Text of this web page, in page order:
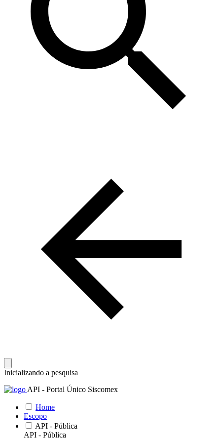
Inicializando a pesquisa
API - Portal Único Siscomex
Home
Escopo
API - Pública
API - Pública